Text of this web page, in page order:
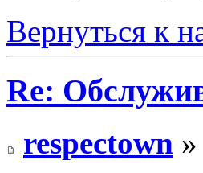
Вернуться к
Re:
respectown